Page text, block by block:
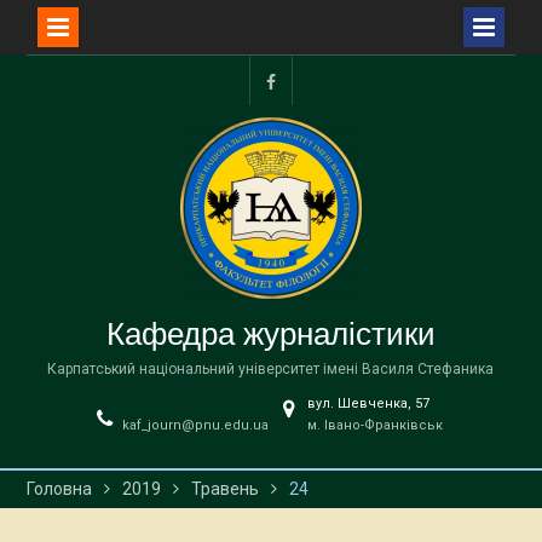
facebook
Кафедра журналістики
Карпатський національний університет імені Василя Стефаника
kaf_journ@pnu.edu.ua
вул. Шевченка, 57
м. Івано-Франківськ
Головна 2019 Травень 24